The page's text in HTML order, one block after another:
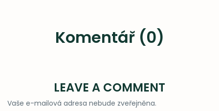
Komentář (0)
LEAVE A COMMENT
Vaše e-mailová adresa nebude zveřejněna.